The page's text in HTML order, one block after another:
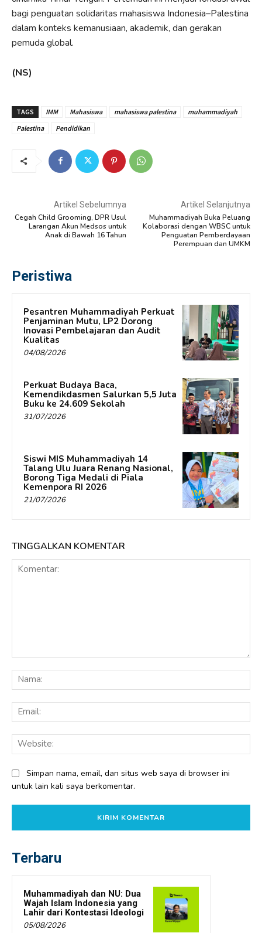
bagi penguatan solidaritas mahasiswa Indonesia–Palestina
dalam konteks kemanusiaan, akademik, dan gerakan
pemuda global.
(NS)
TAGS IMM Mahasiswa mahasiswa palestina
muhammadiyah
Palestina
Pendidikan
Artikel Sebelumnya
Cegah Child Grooming, DPR Usul
Larangan Akun Medsos untuk
Anak di Bawah 16 Tahun
Artikel Selanjutnya
Muhammadiyah Buka Peluang
Kolaborasi dengan WBSC untuk
Penguatan Pemberdayaan
Perempuan dan UMKM
Peristiwa
Pesantren Muhammadiyah Perkuat
Penjaminan Mutu, LP2 Dorong
Inovasi Pembelajaran dan Audit
Kualitas
04/08/2026
Perkuat Budaya Baca,
Kemendikdasmen Salurkan 5,5 Juta
Buku ke 24.609 Sekolah
31/07/2026
Siswi MIS Muhammadiyah 14
Talang Ulu Juara Renang Nasional,
Borong Tiga Medali di Piala
Kemenpora RI 2026
21/07/2026
TINGGALKAN KOMENTAR
Simpan nama, email, dan situs web saya di browser ini
untuk lain kali saya berkomentar.
Terbaru
Muhammadiyah dan NU: Dua
Wajah Islam Indonesia yang
Lahir dari Kontestasi Ideologi
05/08/2026